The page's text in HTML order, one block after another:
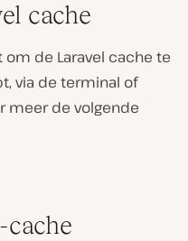
cache
de Laravel cache te
via de terminal of
meer de volgende
cache